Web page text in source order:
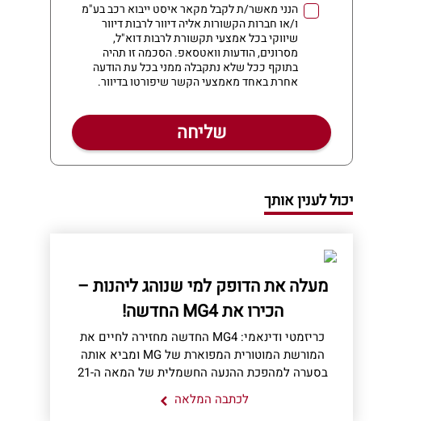
הנני מאשר/ת לקבל מקאר איסט ייבוא רכב בע"מ
ו/או חברות הקשורות אליה דיוור לרבות דיוור
שיווקי בכל אמצעי תקשורת לרבות דוא"ל,
מסרונים, הודעות וואטסאפ. הסכמה זו תהיה
בתוקף ככל שלא נתקבלה ממני בכל עת הודעה
אחרת באחד מאמצעי הקשר שיפורטו בדיוור.
יכול לענין אותך
מעלה את הדופק למי שנוהג ליהנות –
הכירו את MG4 החדשה!
כריזמטי ודינאמי: MG4 החדשה מחזירה לחיים את
המורשת המוטורית המפוארת של MG ומביא אותה
בסערה למהפכת ההנעה החשמלית של המאה ה-21
לכתבה המלאה